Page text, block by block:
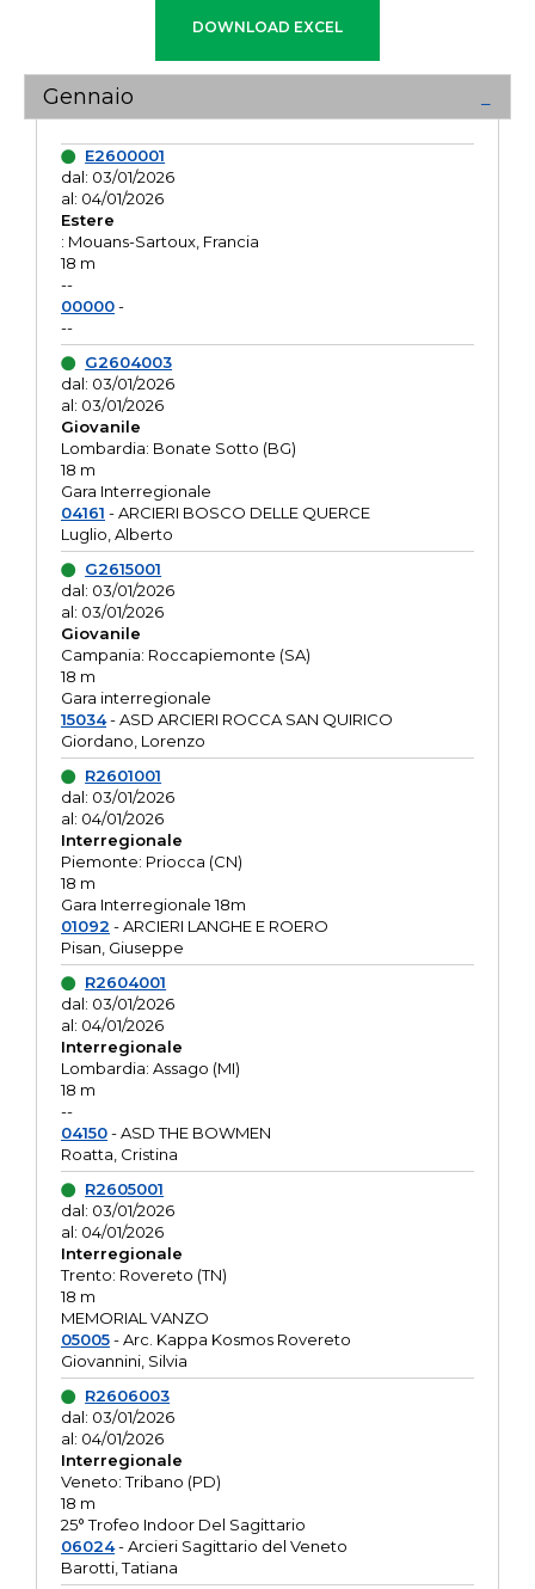
Gennaio
E2600001
dal: 03/01/2026
al: 04/01/2026
Estere
: Mouans-Sartoux, Francia
18 m
--
00000-
--
G2604003
dal: 03/01/2026
al: 03/01/2026
Giovanile
Lombardia: Bonate Sotto (BG)
18 m
Gara Interregionale
04161 - ARCIERI BOSCO DELLE QUERCE
Luglio, Alberto
G2615001
dal: 03/01/2026
al: 03/01/2026
Giovanile
Campania: Roccapiemonte (SA)
18 m
Gara interregionale
15034- ASD ARCIERI ROCCA SAN QUIRICO
Giordano, Lorenzo
R2601001
dal: 03/01/2026
al: 04/01/2026
Interregionale
Piemonte: Priocca (CN)
18 m
Gara Interregionale 18m
01092 - ARCIERI LANGHE E ROERO
Pisan, Giuseppe
R2604001
dal: 03/01/2026
al: 04/01/2026
Interregionale
Lombardia: Assago (MI)
18 m
--
04150- ASD THE BOWMEN
Roatta, Cristina
R2605001
dal: 03/01/2026
al: 04/01/2026
Interregionale
Trento: Rovereto (TN)
18 m
MEMORIAL VANZO
05005- Arc. Kappa Kosmos Rovereto
Giovannini, Silvia
R2606003
dal: 03/01/2026
al: 04/01/2026
Interregionale
Veneto: Tribano (PD)
18 m
25° Trofeo Indoor Del Sagittario
06024- Arcieri Sagittario del Veneto
Barotti, Tatiana